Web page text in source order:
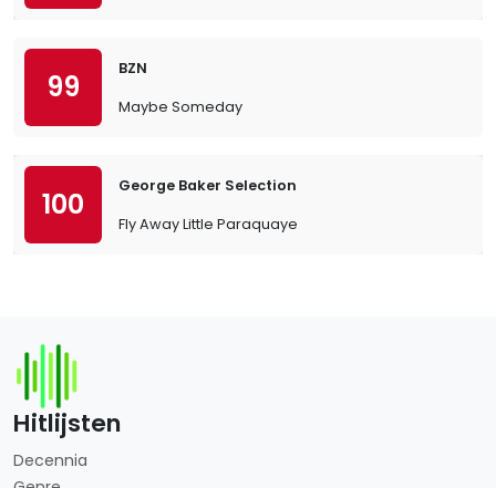
99
BZN
Maybe Someday
100
George Baker Selection
Fly Away Little Paraquaye
Hitlijsten
Decennia